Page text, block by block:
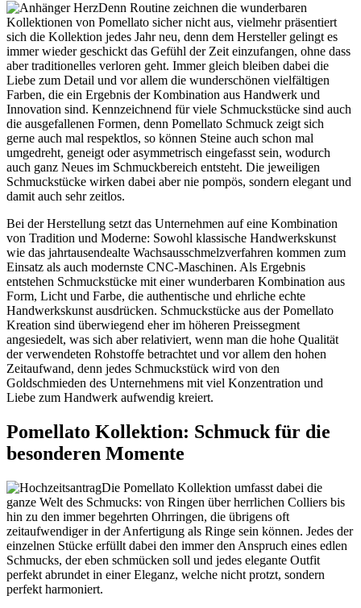
Denn Routine zeichnen die wunderbaren
Kollektionen von Pomellato sicher nicht aus, vielmehr präsentiert
sich die Kollektion jedes Jahr neu, denn dem Hersteller gelingt es
immer wieder geschickt das Gefühl der Zeit einzufangen, ohne dass
aber traditionelles verloren geht. Immer gleich bleiben dabei die
Liebe zum Detail und vor allem die wunderschönen vielfältigen
Farben, die ein Ergebnis der Kombination aus Handwerk und
Innovation sind. Kennzeichnend für viele Schmuckstücke sind auch
die ausgefallenen Formen, denn Pomellato Schmuck zeigt sich
gerne auch mal respektlos, so können Steine auch schon mal
umgedreht, geneigt oder asymmetrisch eingefasst sein, wodurch
auch ganz Neues im Schmuckbereich entsteht. Die jeweiligen
Schmuckstücke wirken dabei aber nie pompös, sondern elegant und
damit auch sehr zeitlos.
Bei der Herstellung setzt das Unternehmen auf eine Kombination
von Tradition und Moderne: Sowohl klassische Handwerkskunst
wie das jahrtausendealte Wachsausschmelzverfahren kommen zum
Einsatz als auch modernste CNC-Maschinen. Als Ergebnis
entstehen Schmuckstücke mit einer wunderbaren Kombination aus
Form, Licht und Farbe, die authentische und ehrliche echte
Handwerkskunst ausdrücken. Schmuckstücke aus der Pomellato
Kreation sind überwiegend eher im höheren Preissegment
angesiedelt, was sich aber relativiert, wenn man die hohe Qualität
der verwendeten Rohstoffe betrachtet und vor allem den hohen
Zeitaufwand, denn jedes Schmuckstück wird von den
Goldschmieden des Unternehmens mit viel Konzentration und
Liebe zum Handwerk aufwendig kreiert.
Pomellato Kollektion: Schmuck für die
besonderen Momente
Die Pomellato Kollektion umfasst dabei die
ganze Welt des Schmucks: von Ringen über herrlichen Colliers bis
hin zu den immer begehrten Ohrringen, die übrigens oft
zeitaufwendiger in der Anfertigung als Ringe sein können. Jedes der
einzelnen Stücke erfüllt dabei den immer den Anspruch eines edlen
Schmucks, der eben schmücken soll und jedes elegante Outfit
perfekt abrundet in einer Eleganz, welche nicht protzt, sondern
perfekt harmoniert.